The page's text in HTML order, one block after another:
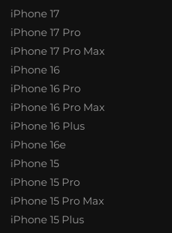
iPhone 17
iPhone 17 Pro
iPhone 17 Pro Max
iPhone 16
iPhone 16 Pro
iPhone 16 Pro Max
iPhone 16 Plus
iPhone 16e
iPhone 15
iPhone 15 Pro
iPhone 15 Pro Max
iPhone 15 Plus